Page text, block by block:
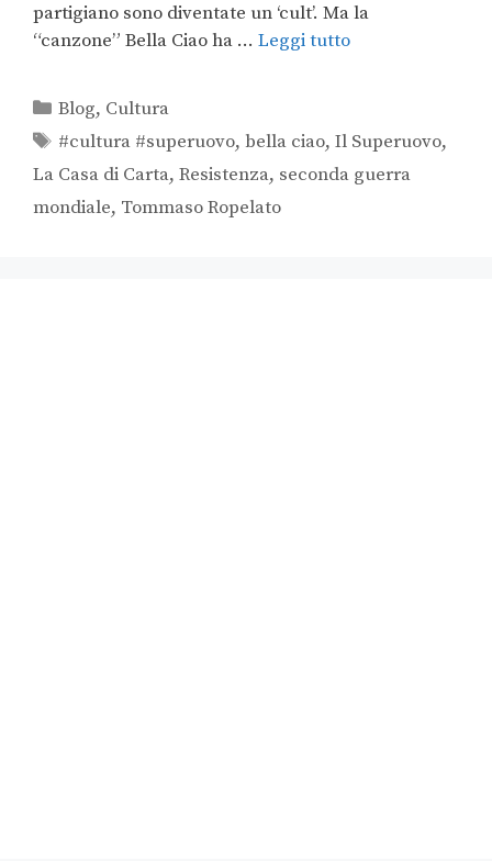
partigiano sono diventate un ‘cult’. Ma la
“canzone” Bella Ciao ha … Leggi tutto
Blog, Cultura
#cultura #superuovo,bella ciao,Il Superuovo,
La Casa di Carta, Resistenza, seconda guerra
mondiale, Tommaso Ropelato